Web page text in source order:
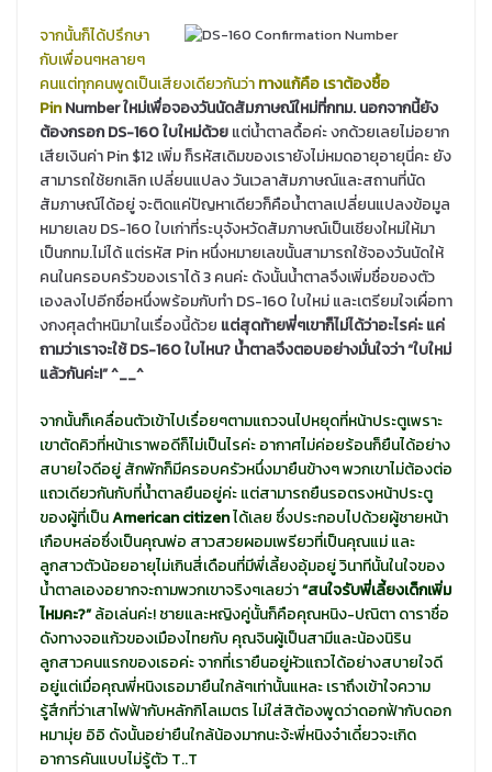
จากนั้นก็ได้ปรึกษา
กับเพื่อนๆหลายๆ
คนแต่ทุกคนพูดเป็นเสียงเดียวกันว่าทางแก้คือ เราต้องซื้อ
PinNumber ใหม่เพื่อจองวันนัดสัมภาษณ์ใหม่ที่กทม. นอกจากนี้ยัง
ต้องกรอก DS-160 ใบใหม่ด้วยแต่น้ำตาลดื้อค่ะ งกด้วยเลยไม่อยาก
เสียเงินค่า Pin $12 เพิ่ม ก็รหัสเดิมของเรายังไม่หมดอายุอายุนี่คะ ยัง
สามารถใช้ยกเลิก เปลี่ยนแปลง วันเวลาสัมภาษณ์และสถานที่นัด
สัมภาษณ์ได้อยู่ จะติดแค่ปัญหาเดียวก็คือน้ำตาลเปลี่ยนแปลงข้อมูล
หมายเลข DS-160 ใบเก่าที่ระบุจังหวัดสัมภาษณ์เป็นเชียงใหม่ให้มา
เป็นกทม.ไม่ได้ แต่รหัส Pin หนึ่งหมายเลขนั้นสามารถใช้จองวันนัดให้
คนในครอบครัวของเราได้ 3 คนค่ะ ดังนั้นน้ำตาลจึงเพิ่มชื่อของตัว
เองลงไปอีกชื่อหนึ่งพร้อมกับทำ DS-160 ใบใหม่ และเตรียมใจเผื่อทา
งกงศุลตำหนิมาในเรื่องนี้ด้วย แต่สุดท้ายพี่ๆเขาก็ไม่ได้ว่าอะไรค่ะ แค่
ถามว่าเราจะใช้ DS-160 ใบไหน? น้ำตาลจึงตอบอย่างมั่นใจว่า “ใบใหม่
แล้วกันค่ะ!” ^__^
จากนั้นก็เคลื่อนตัวเข้าไปเรื่อยๆตามแถวจนไปหยุดที่หน้าประตูเพราะ
เขาตัดคิวที่หน้าเราพอดีก็ไม่เป็นไรค่ะ อากาศไม่ค่อยร้อนก็ยืนได้อย่าง
สบายใจดีอยู่ สักพักก็มีครอบครัวหนึ่งมายืนข้างๆ พวกเขาไม่ต้องต่อ
แถวเดียวกันกับที่น้ำตาลยืนอยู่ค่ะ แต่สามารถยืนรอตรงหน้าประตู
ของผู้ที่เป็นAmerican citizenได้เลย ซึ่งประกอบไปด้วยผู้ชายหน้า
เกือบหล่อซึ่งเป็นคุณพ่อ สาวสวยผอมเพรียวที่เป็นคุณแม่ และ
ลูกสาวตัวน้อยอายุไม่เกินสี่เดือนที่มีพี่เลี้ยงอุ้มอยู่ วินาทีนั้นในใจของ
น้ำตาลเองอยากจะถามพวกเขาจริงๆเลยว่า“สนใจรับพี่เลี้ยงเด็กเพิ่ม
ไหมคะ?”ล้อเล่นค่ะ! ชายและหญิงคู่นั้นก็คือคุณหนิง-ปณิตา ดาราชื่อ
ดังทางจอแก้วของเมืองไทยกับ คุณจินผู้เป็นสามีและน้องนิริน
ลูกสาวคนแรกของเธอค่ะ จากที่เรายืนอยู่หัวแถวได้อย่างสบายใจดี
อยู่แต่เมื่อคุณพี่หนิงเธอมายืนใกล้ๆเท่านั้นแหละ เราถึงเข้าใจความ
รู้สึกที่ว่าเสาไฟฟ้ากับหลักกิโลเมตร ไม่ใส่สิต้องพูดว่าดอกฟ้ากับดอก
หมามุ่ย อิอิ ดังนั้นอย่ายืนใกล้น้องมากนะจ้ะพี่หนิงจ๋าเดี๋ยวจะเกิด
อาการคันแบบไม่รู้ตัว T..T